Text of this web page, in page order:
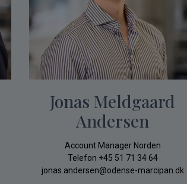
Jonas Meldgaard
Andersen
Account Manager Norden
Telefon +45 51 71 34 64
jonas.andersen@odense-marcipan.dk